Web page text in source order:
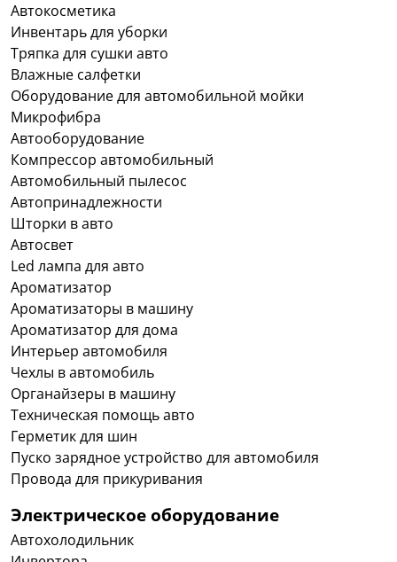
Автокосметика
Инвентарь для уборки
Тряпка для сушки авто
Влажные салфетки
Оборудование для автомобильной мойки
Микрофибра
Автооборудование
Компрессор автомобильный
Автомобильный пылесос
Автопринадлежности
Шторки в авто
Автосвет
Led лампа для авто
Ароматизатор
Ароматизаторы в машину
Ароматизатор для дома
Интерьер автомобиля
Чехлы в автомобиль
Органайзеры в машину
Техническая помощь авто
Герметик для шин
Пуско зарядное устройство для автомобиля
Провода для прикуривания
Электрическое оборудование
Автохолодильник